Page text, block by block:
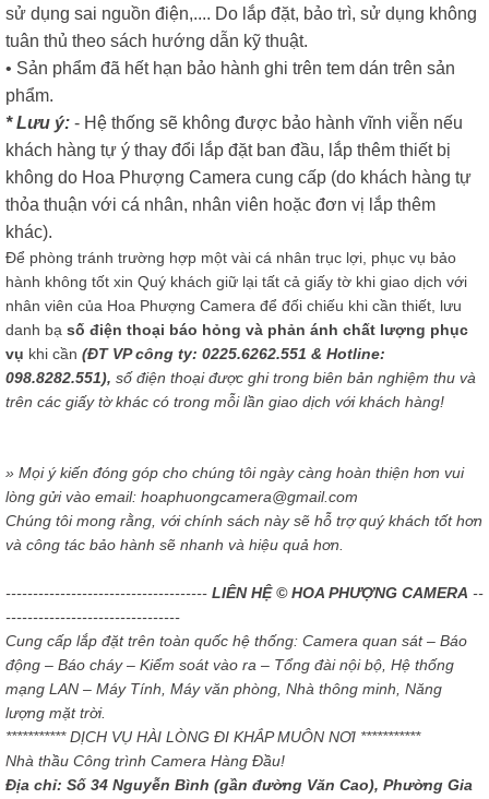
sử dụng sai nguồn điện,.... Do lắp đặt, bảo trì, sử dụng không
tuân thủ theo sách hướng dẫn kỹ thuật.
• Sản phẩm đã hết hạn bảo hành ghi trên tem dán trên sản
phẩm.
* Lưu ý: - Hệ thống sẽ không được bảo hành vĩnh viễn nếu
khách hàng tự ý thay đổi lắp đặt ban đầu, lắp thêm thiết bị
không do Hoa Phượng Camera cung cấp (do khách hàng tự
thỏa thuận với cá nhân, nhân viên hoặc đơn vị lắp thêm
khác).
Để phòng tránh trường hợp một vài cá nhân trục lợi, phục vụ bảo
hành không tốt xin Quý khách giữ lại tất cả giấy tờ khi giao dịch với
nhân viên của Hoa Phượng Camera để đối chiếu khi cần thiết, lưu
danh bạ số điện thoại báo hỏng và phản ánh chất lượng phục
vụ khi cần (ĐT VP công ty: 0225.6262.551 & Hotline:
098.8282.551), số điện thoại được ghi trong biên bản nghiệm thu và
trên các giấy tờ khác có trong mỗi lần giao dịch với khách hàng!
» Mọi ý kiến đóng góp cho chúng tôi ngày càng hoàn thiện hơn vui
lòng gửi vào email: hoaphuongcamera@gmail.com
Chúng tôi mong rằng, với chính sách này sẽ hỗ trợ quý khách tốt hơn
và công tác bảo hành sẽ nhanh và hiệu quả hơn.
------------------------------------- LIÊN HỆ © HOA PHƯỢNG CAMERA --
--------------------------------
Cung cấp lắp đặt trên toàn quốc hệ thống: Camera quan sát – Báo
động – Báo cháy – Kiểm soát vào ra – Tổng đài nội bộ, Hệ thống
mạng LAN – Máy Tính, Máy văn phòng, Nhà thông minh, Năng
lượng mặt trời.
*********** DỊCH VỤ HÀI LÒNG ĐI KHẮP MUÔN NƠI ***********
Nhà thầu Công trình Camera Hàng Đầu!
Địa chỉ: Số 34 Nguyễn Bình (gần đường Văn Cao), Phường Gia